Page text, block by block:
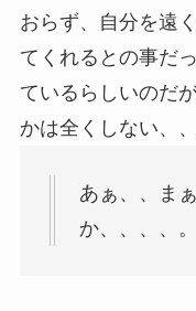
おらず、自分を遠
てくれるとの事だ
ているらしいのだ
かは全くしない、、
あぁ、、ま
か、、、、。